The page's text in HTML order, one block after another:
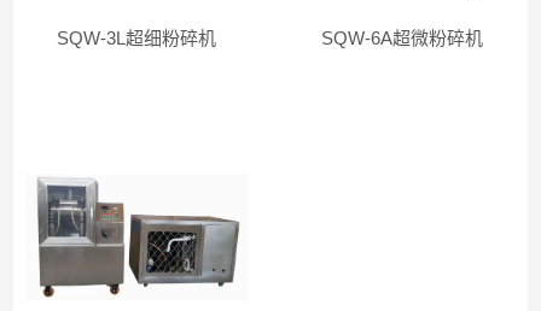
SQW-3L超细粉碎机 SQW-6A超微粉碎机